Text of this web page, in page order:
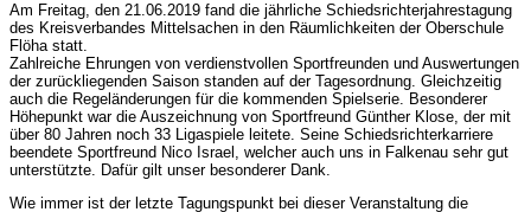
Am Freitag, den 21.06.2019 fand die jährliche Schiedsrichterjahrestagung
des Kreisverbandes Mittelsachen in den Räumlichkeiten der Oberschule
Flöha statt.
Zahlreiche Ehrungen von verdienstvollen Sportfreunden und Auswertungen
der zurückliegenden Saison standen auf der Tagesordnung. Gleichzeitig
auch die Regeländerungen für die kommenden Spielserie. Besonderer
Höhepunkt war die Auszeichnung von Sportfreund Günther Klose, der mit
über 80 Jahren noch 33 Ligaspiele leitete. Seine Schiedsrichterkarriere
beendete Sportfreund Nico Israel, welcher auch uns in Falkenau sehr gut
unterstützte. Dafür gilt unser besonderer Dank.
Wie immer ist der letzte Tagungspunkt bei dieser Veranstaltung die